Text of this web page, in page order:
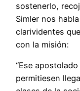
sostenerlo,
Simler nos
clarividentes
con la misión:
“Ese
permitiesen